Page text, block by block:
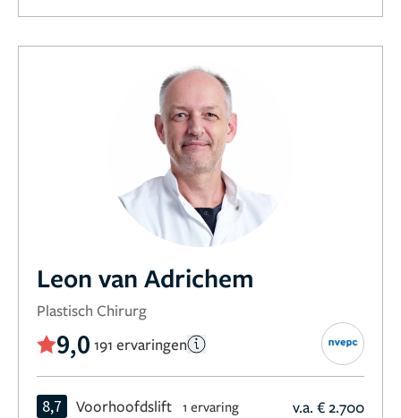
Leon van Adrichem
Plastisch Chirurg
9,0 191 ervaringen
8,7 Voorhoofdslift 1 ervaring v.a. € 2.700